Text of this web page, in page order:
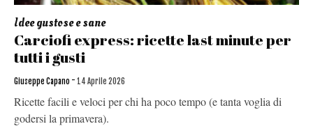
Idee gustose e sane
Carciofi express: ricette last minute per
tutti i gusti
Giuseppe Capano - 14 Aprile 2026
Ricette facili e veloci per chi ha poco tempo (e tanta voglia di
godersi la primavera).